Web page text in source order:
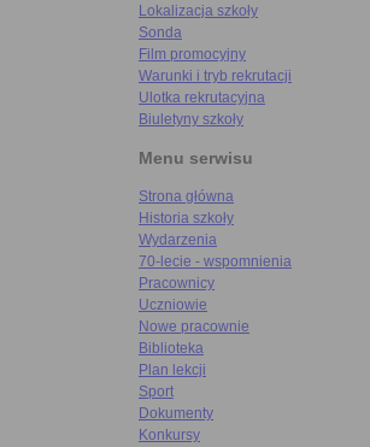
Lokalizacja szkoły
Sonda
Film promocyjny
Warunki i tryb rekrutacji
Ulotka rekrutacyjna
Biuletyny szkoły
Menu serwisu
Strona główna
Historia szkoły
Wydarzenia
70-lecie - wspomnienia
Pracownicy
Uczniowie
Nowe pracownie
Biblioteka
Plan lekcji
Sport
Dokumenty
Konkursy